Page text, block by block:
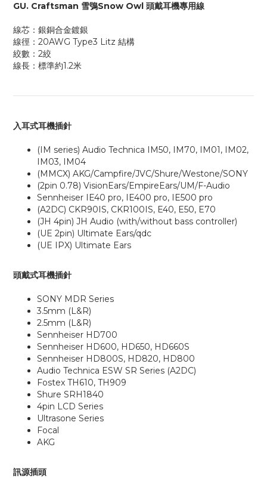
GU. Craftsman 雪鴞Snow Owl 頭戴耳機專用線
線芯：銀銅合金鍍銀
線徑：20AWG Type3 Litz 結構
絞數：2絞
線長：標準約1.2米
入耳式耳機插針
(IM series) Audio Technica IM50, IM70, IM01, IM02,
IM03, IM04
(MMCX) AKG/Campfire/JVC/Shure/Westone/SONY
(2pin 0.78) VisionEars/EmpireEars/UM/F-Audio
Sennheiser IE40 pro, IE400 pro, IE500 pro
(A2DC) CKR90IS, CKR100IS, E40, E50, E70
(JH 4pin) JH Audio (with/without bass controller)
(UE 2pin) Ultimate Ears/qdc
(UE IPX) Ultimate Ears
頭戴式耳機插針
SONY MDR Series
3.5mm (L&R)
2.5mm (L&R)
Sennheiser HD700
Sennheiser HD600, HD650, HD660S
Sennheiser HD800S, HD820, HD800
Audio Technica ESW SR Series (A2DC)
Fostex TH610, TH909
Shure SRH1840
4pin LCD Series
Ultrasone Series
Focal
AKG
訊源插頭